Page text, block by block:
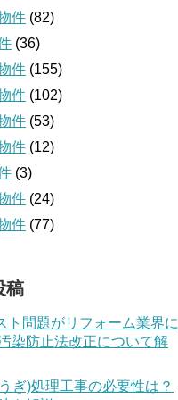
件 (82)
(36)
件 (155)
件 (102)
件 (53)
件 (12)
(3)
件 (24)
件 (77)
稿
ト問題がリフォーム業界に
染防止法改正について解
ぎ)処理工事の必要性は？